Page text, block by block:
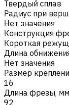
Твердый сплав
Радиус при
Нет значения
Конструкция
Короткая
Длина
Нет значения
Размер
16
Длина фрезы, мм
92